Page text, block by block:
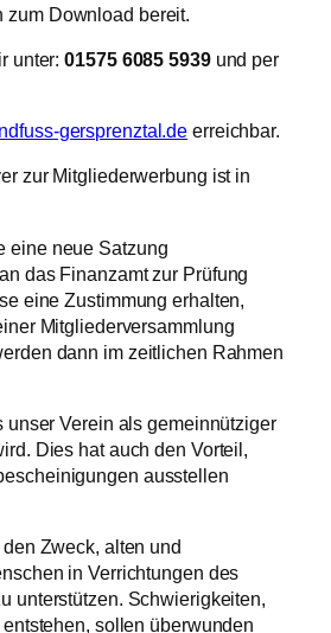
zum Download bereit.
unter:01575 6085 5939und per
gersprenztal.de erreichbar.
zur Mitgliederwerbung ist in
eine neue Satzung
das Finanzamt zur Prüfung
eine Zustimmung erhalten,
Mitgliederversammlung
dann im zeitlichen Rahmen
unser Verein als gemeinnütziger
Dies hat auch den Vorteil,
ausstellen
Zweck, alten und
in Verrichtungen des
unterstützen. Schwierigkeiten,
sollen überwunden